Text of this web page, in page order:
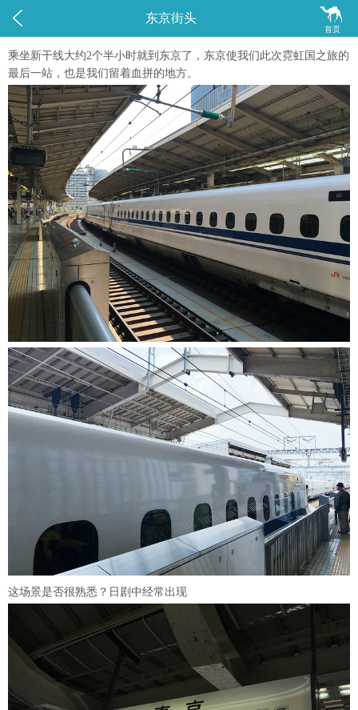
 
首页
东京街头
乘坐新干线大约2个半小时就到东京了，东京使我们此次霓虹国之旅的
最后一站，也是我们留着血拼的地方。
这场景是否很熟悉？日剧中经常出现